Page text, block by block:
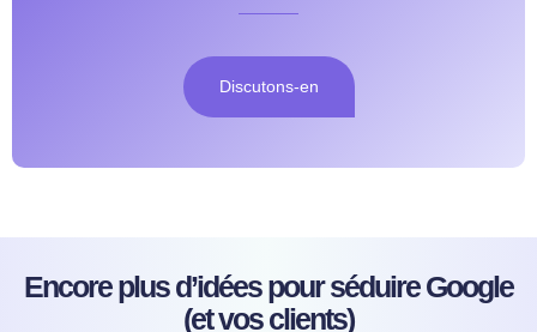
Discutons-en
Encore plus d’idées pour séduire Google
(et vos clients)